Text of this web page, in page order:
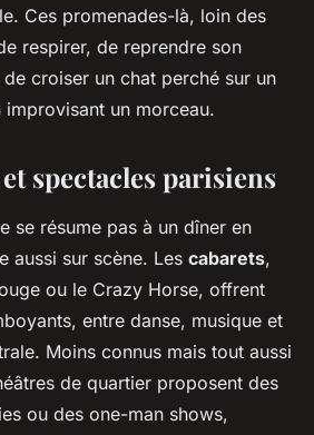
Ces promenades-là, loin des
respirer, de reprendre son
croiser un chat perché sur un
improvisant un morceau.
spectacles parisiens
se résume pas à un dîner en
aussi sur scène. Les cabarets,
ou le Crazy Horse, offrent
entre danse, musique et
Moins connus mais tout aussi
de quartier proposent des
ou des one-man shows,